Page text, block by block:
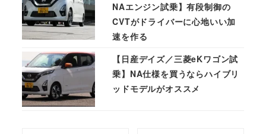
NAエンジン試乗】有段制御の
CVTがドライバーに心地いい加
速を作る
【日産デイズ／三菱eKワゴン試
乗】NA仕様を買うならハイブリ
ッドモデルがオススメ